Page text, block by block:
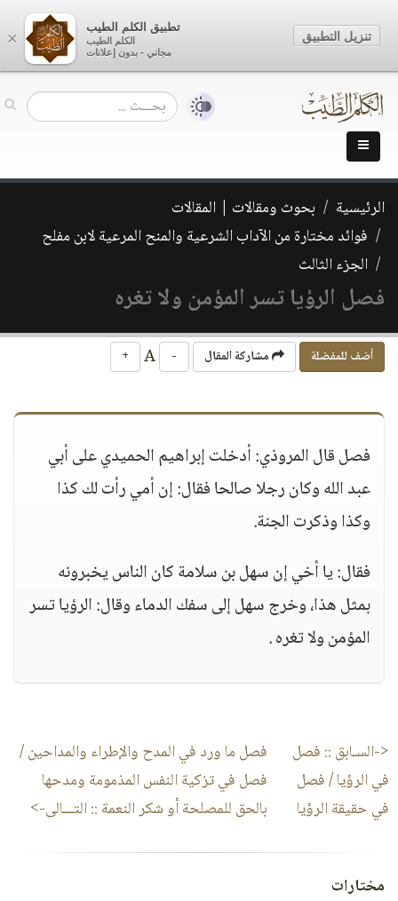
الرئيسية
بحوث ومقالات | المقالات
فوائد مختارة من الآداب الشرعية والمنح المرعية لابن مفلح
الجزء الثالث
فصل الرؤيا تسر المؤمن ولا تغره
أضف للمفضلة مشاركة المقال -
+
فصل قال المروذي: أدخلت إبراهيم الحميدي على أبي
عبد الله وكان رجلا صالحا فقال: إن أمي رأت لك كذا
وكذا وذكرت الجنة.
فقال: يا أخي إن سهل بن سلامة كان الناس يخبرونه
بمثل هذا، وخرج سهل إلى سفك الدماء وقال: الرؤيا تسر
المؤمن ولا تغره .
<-السـابق :: فصل
في الرؤيا / فصل
في حقيقة الرؤيا
فصل ما ورد في المدح والإطراء والمداحين /
فصل في تزكية النفس المذمومة ومدحها
بالحق للمصلحة أو شكر النعمة :: التـــالى->
مختارات
×
تطبيق الكلم الطيب
الكلم الطيب
مجاني - بدون إعلانات
تنزيل التطبيق